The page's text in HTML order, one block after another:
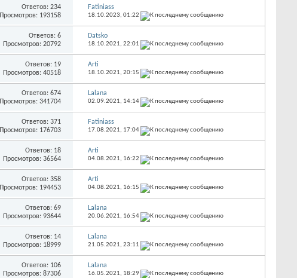
Ответов: 234
Просмотров: 193158
Fatiniass
18.10.2023, 01:22
Ответов: 6
Просмотров: 20792
Datsko
18.10.2021, 22:01
Ответов: 19
Просмотров: 40518
Arti
18.10.2021, 20:15
Ответов: 674
Просмотров: 341704
Lalana
02.09.2021, 14:14
Ответов: 371
Просмотров: 176703
Fatiniass
17.08.2021, 17:04
Ответов: 18
Просмотров: 36564
Arti
04.08.2021, 16:22
Ответов: 358
Просмотров: 194453
Arti
04.08.2021, 16:15
Ответов: 69
Просмотров: 93644
Lalana
20.06.2021, 16:54
Ответов: 14
Просмотров: 18999
Lalana
21.05.2021, 23:11
Ответов: 106
Просмотров: 87306
Lalana
16.05.2021, 18:29